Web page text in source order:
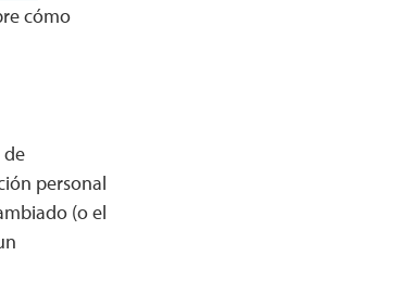
cómo
personal
(o el